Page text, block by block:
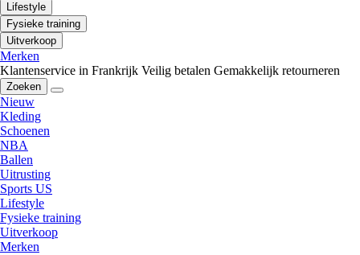
Lifestyle
Fysieke training
Uitverkoop
Merken
Klantenservice in Frankrijk Veilig betalen Gemakkelijk retourneren
Zoeken
Nieuw
Kleding
Schoenen
NBA
Ballen
Uitrusting
Sports US
Lifestyle
Fysieke training
Uitverkoop
Merken